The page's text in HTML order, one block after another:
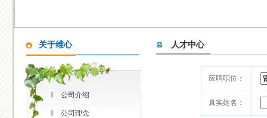
关于维心
公司介绍
公司理念
人才中心
应聘职位：
真实姓名：